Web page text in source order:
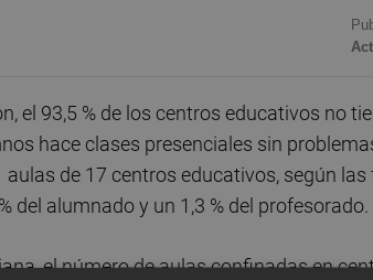
el 93,5 % de los centros educativos no
hace clases presenciales sin
de 17 centros educativos, según
del alumnado y un 1,3 % del profesorado.
el número de aulas confinadas en